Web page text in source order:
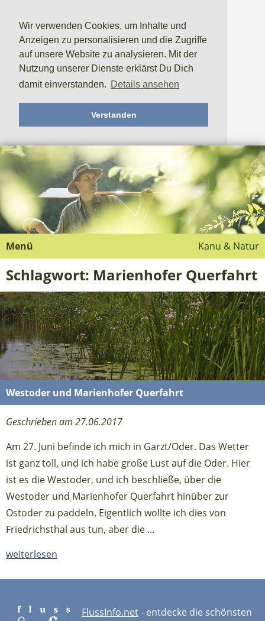
Wir verwenden Cookies, um Inhalte und
Anzeigen zu personalisieren und die Zugriffe
auf unsere Website zu analysieren. Mit der
Nutzung unserer Dienste erklärst Du Dich
damit einverstanden. Details ansehen
Verstanden
Kanu & Natur
Menü
Schlagwort: Marienhofer Querfahrt
Westoder und Marienhofer Querfahrt
Geschrieben am 27.06.2017
Am 27. Juni befinde ich mich in Garzt/Oder. Das Wetter
ist ganz toll, und ich habe große Lust auf die Oder. Hier
ist es die Westoder, und ich beschließe, über die
Westoder und Marienhofer Querfahrt hinüber zur
Ostoder zu paddeln. Eigentlich wollte ich dies von
Friedrichsthal aus tun, aber die ...
weiterlesen
FlussInfo.net- entdecke die schönsten